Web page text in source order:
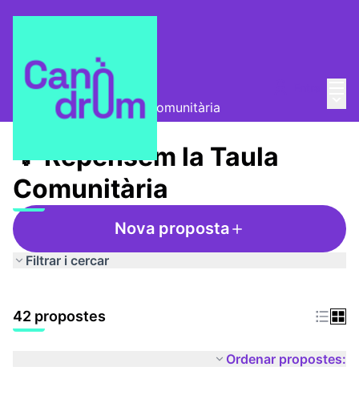
Taula Comunitària
💡 Repensem la Taula Comunitària
💡 Repensem la Taula
Comunitària
Nova proposta
Filtrar i cercar
42 propostes
Ordenar propostes: